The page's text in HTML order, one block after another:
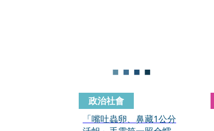
樣一直飛走。」他也因此更
的心情，「如果今天是女
生，要怎麼承受這件事。」
政治社會
「嘴吐蟲卵、鼻藏1公分